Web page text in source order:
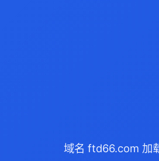
域名 ftd66.com 加